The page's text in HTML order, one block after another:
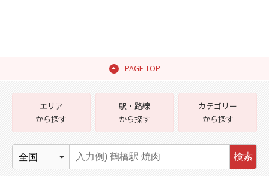
PAGE TOP
エリア
から探す
駅・路線
から探す
カテゴリー
から探す
検索